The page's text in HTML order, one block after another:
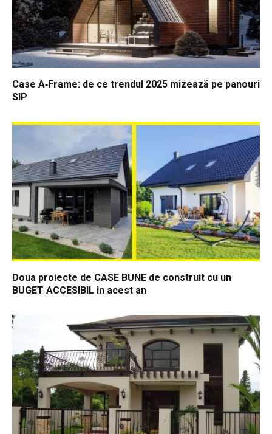
Case A‑Frame: de ce trendul 2025 mizează pe panouri
SIP
Doua proiecte de CASE BUNE de construit cu un
BUGET ACCESIBIL in acest an